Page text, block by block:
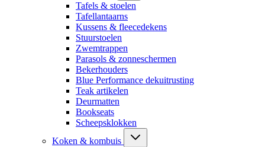
Tafels & stoelen
Tafellantaarns
Kussens & fleecedekens
Stuurstoelen
Zwemtrappen
Parasols & zonneschermen
Bekerhouders
Blue Performance dekuitrusting
Teak artikelen
Deurmatten
Bookseats
Scheepsklokken
Koken & kombuis